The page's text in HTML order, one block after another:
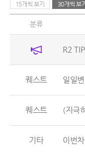
15개씩 보기 30개씩 보기
분류
R2
퀘스트 일일
퀘스트 (지극
기타 이번